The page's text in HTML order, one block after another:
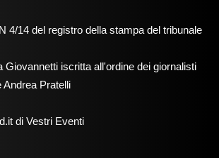
4/14 del registro della stampa del tribunale
Giovannetti iscritta all'ordine dei giornalisti
Andrea Pratelli
di Vestri Eventi